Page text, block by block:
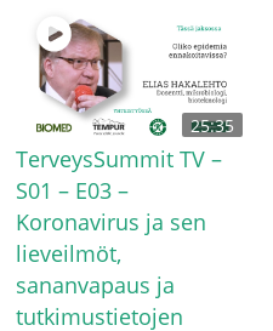
25:35
TerveysSummit TV –
S01 – E03 –
Koronavirus ja sen
lieveilmöt,
sananvapaus ja
tutkimustietojen